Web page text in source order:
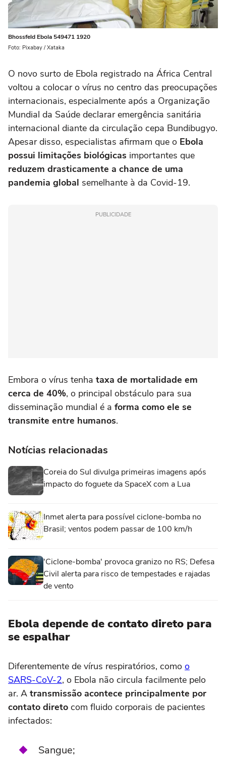
Bhossfeld Ebola 549471 1920
Foto: Pixabay / Xataka
O novo surto de Ebola registrado na África Central
voltou a colocar o vírus no centro das preocupações
internacionais, especialmente após a Organização
Mundial da Saúde declarar emergência sanitária
internacional diante da circulação cepa Bundibugyo.
Apesar disso, especialistas afirmam que o Ebola
possui limitações biológicas importantes que
reduzem drasticamente a chance de uma
pandemia global semelhante à da Covid-19.
PUBLICIDADE
Embora o vírus tenha taxa de mortalidade em
cerca de 40%, o principal obstáculo para sua
disseminação mundial é a forma como ele se
transmite entre humanos.
Notícias relacionadas
Coreia do Sul divulga primeiras imagens após
impacto do foguete da SpaceX com a Lua
Inmet alerta para possível ciclone-bomba no
Brasil; ventos podem passar de 100 km/h
'Ciclone-bomba' provoca granizo no RS; Defesa
Civil alerta para risco de tempestades e rajadas
de vento
Ebola depende de contato direto para
se espalhar
Diferentemente de vírus respiratórios, como o
SARS-CoV-2, o Ebola não circula facilmente pelo
ar. A transmissão acontece principalmente por
contato direto com fluido corporais de pacientes
infectados:
Sangue;